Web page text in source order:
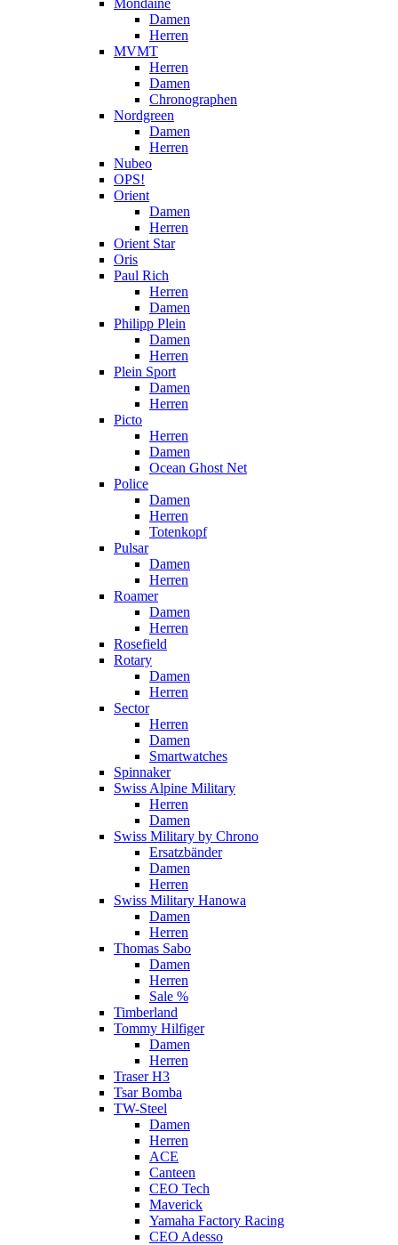
Mondaine
Damen
Herren
MVMT
Herren
Damen
Chronographen
Nordgreen
Damen
Herren
Nubeo
OPS!
Orient
Damen
Herren
Orient Star
Oris
Paul Rich
Herren
Damen
Philipp Plein
Damen
Herren
Plein Sport
Damen
Herren
Picto
Herren
Damen
Ocean Ghost Net
Police
Damen
Herren
Totenkopf
Pulsar
Damen
Herren
Roamer
Damen
Herren
Rosefield
Rotary
Damen
Herren
Sector
Herren
Damen
Smartwatches
Spinnaker
Swiss Alpine Military
Herren
Damen
Swiss Military by Chrono
Ersatzbänder
Damen
Herren
Swiss Military Hanowa
Damen
Herren
Thomas Sabo
Damen
Herren
Sale %
Timberland
Tommy Hilfiger
Damen
Herren
Traser H3
Tsar Bomba
TW-Steel
Damen
Herren
ACE
Canteen
CEO Tech
Maverick
Yamaha Factory Racing
CEO Adesso